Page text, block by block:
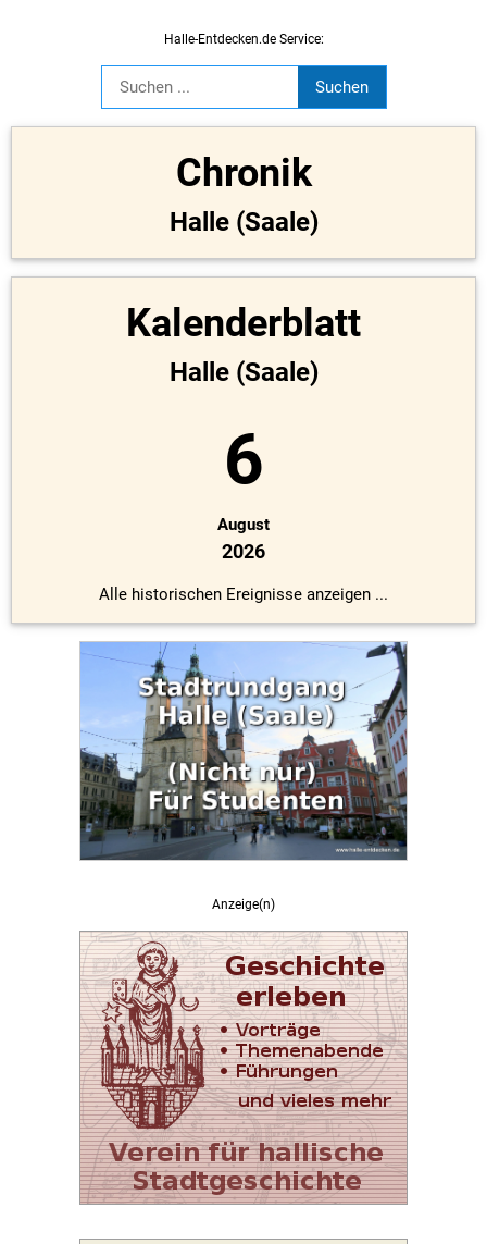
Halle-Entdecken.de Service:
Chronik
Halle (Saale)
Kalenderblatt
Halle (Saale)
6
August
2026
Alle historischen Ereignisse anzeigen ...
Anzeige(n)